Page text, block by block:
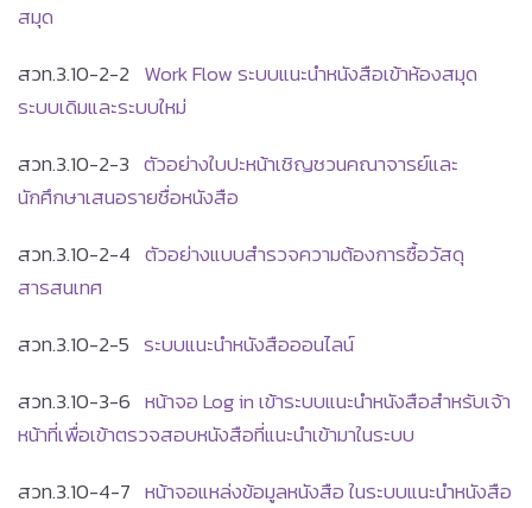
สมุด
สวท.3.10-2-2 Work Flow ระบบแนะนำหนังสือเข้าห้องสมุด
ระบบเดิมและระบบใหม่
สวท.3.10-2-3 ตัวอย่างใบปะหน้าเชิญชวนคณาจารย์และ
นักศึกษาเสนอรายชื่อหนังสือ
สวท.3.10-2-4 ตัวอย่างแบบสำรวจความต้องการซื้อวัสดุ
สารสนเทศ
สวท.3.10-2-5 ระบบแนะนำหนังสือออนไลน์
สวท.3.10-3-6 หน้าจอ Log in เข้าระบบแนะนำหนังสือสำหรับเจ้า
หน้าที่เพื่อเข้าตรวจสอบหนังสือที่แนะนำเข้ามาในระบบ
สวท.3.10-4-7 หน้าจอแหล่งข้อมูลหนังสือ ในระบบแนะนำหนังสือ